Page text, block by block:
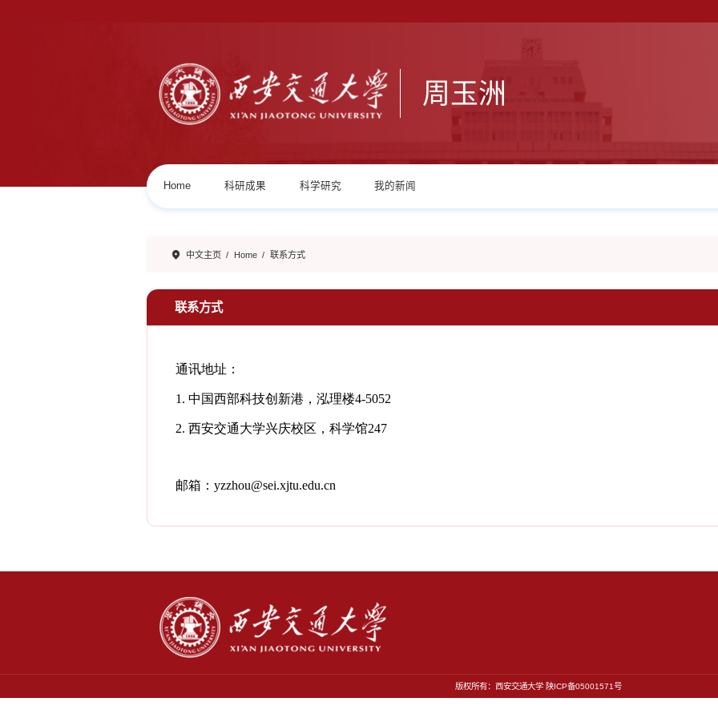
周玉洲
Home 科研成果 科学研究 我的新闻
中文主页 / Home / 联系方式
联系方式
版权所有：西安交通大学 陕ICP备05001571号